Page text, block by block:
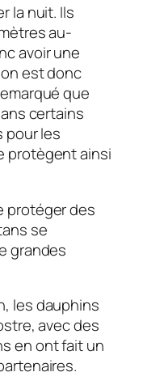
la nuit. Ils
au-
avoir une
est donc
que
certains
pour les
protègent ainsi
protéger des
se
grandes
les dauphins
avec des
en ont fait un